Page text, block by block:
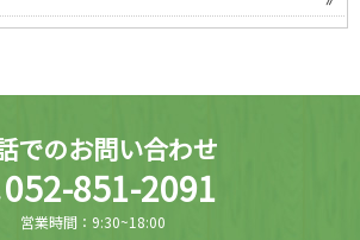
でのお問い合わせ
052-851-2091
営業時間：9:30~18:00